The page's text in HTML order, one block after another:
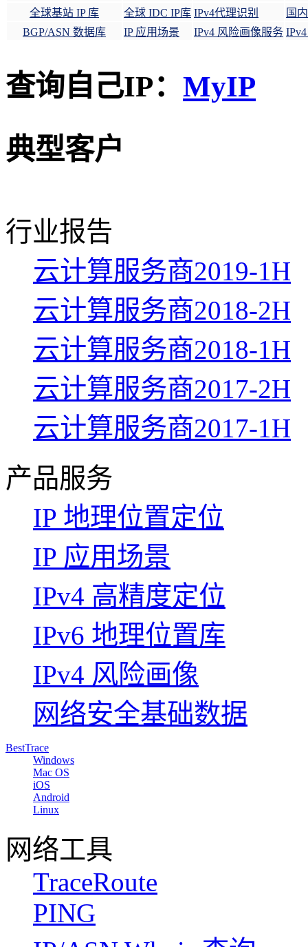
全球基站 IP 库
全球 IDC IP库 IPv4代理识别
国
BGP/ASN 数据库
IP 应用场景 IPv4 风险画像服务
查询自己IP： MyIP
典型客户
行业报告
云计算服务商2019-1H
云计算服务商2018-2H
云计算服务商2018-1H
云计算服务商2017-2H
云计算服务商2017-1H
产品服务
IP 地理位置定位
IP 应用场景
IPv4 高精度定位
IPv6 地理位置库
IPv4 风险画像
网络安全基础数据
BestTrace
Windows
Mac OS
iOS
Android
Linux
网络工具
TraceRoute
PING